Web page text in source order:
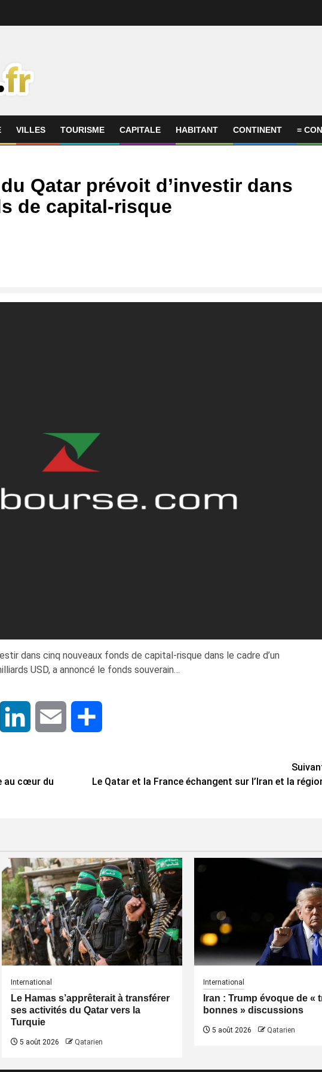
VILLES TOURISME CAPITALE HABITANT CONTINENT =
Qatar prévoit d’investir dans
de capital-risque
dans cinq nouveaux fonds de capital-risque dans le cadre d’un
USD, a annoncé le fonds souverain…
Flipboard LinkedIn Email
au cœur du
Le Qatar et la France échangent sur l’Iran et la
International
Le Hamas s’apprêterait à transférer
ses activités du Qatar vers la
Turquie
5 août 2026 Qatarien
International
Iran : Trump évoque de «
bonnes » discussions
5 août 2026 Qatarien